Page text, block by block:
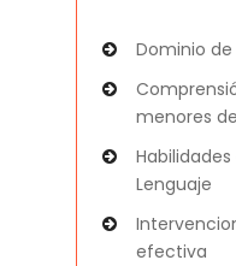
Dominio
menores
Lenguaje
efectiva